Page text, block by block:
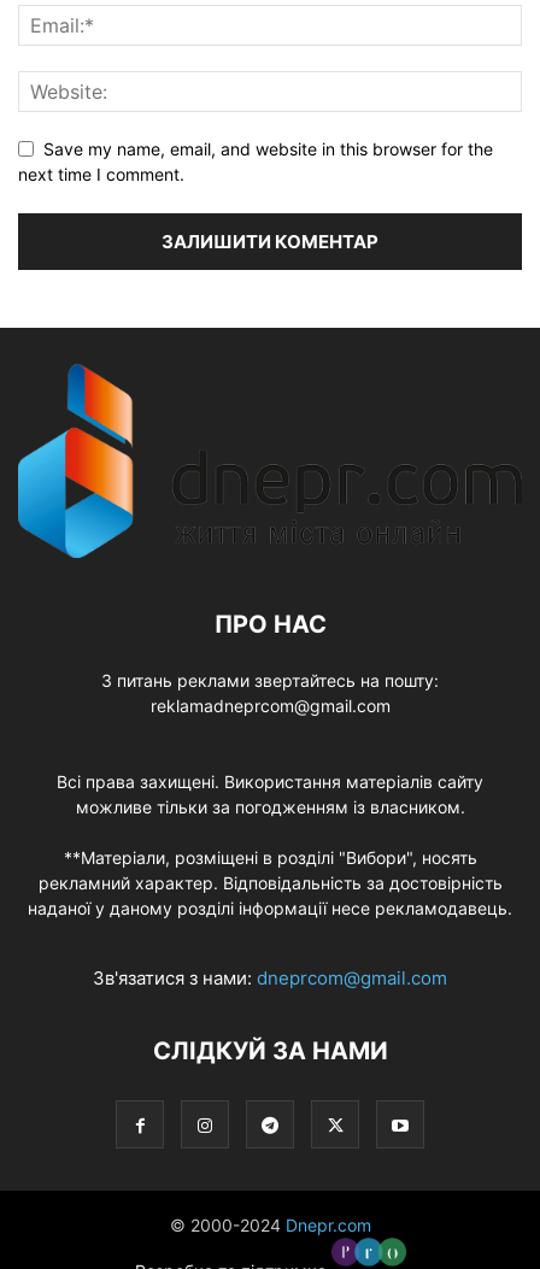
Save my name, email, and website in this browser for the
next time I comment.
ПРО НАС
З питань реклами звертайтесь на пошту:
reklamadneprcom@gmail.com
Всі права захищені. Використання матеріалів сайту
можливе тільки за погодженням із власником.
**Матеріали, розміщені в розділі "Вибори", носять
рекламний характер. Відповідальність за достовірність
наданої у даному розділі інформації несе рекламодавець.
Зв'язатися з нами: dneprcom@gmail.com
СЛІДКУЙ ЗА НАМИ
© 2000-2024 Dnepr.com